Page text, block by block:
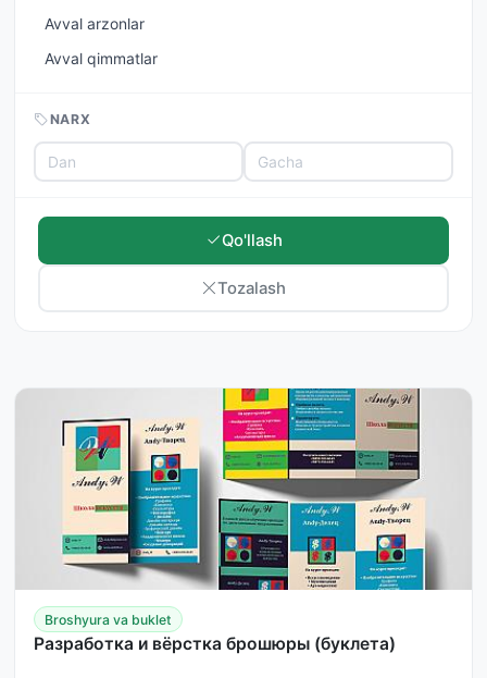
Avval arzonlar
Avval qimmatlar
NARX
Qo'llash
Tozalash
Broshyura va buklet
Разработка и вёрстка брошюры (буклета)